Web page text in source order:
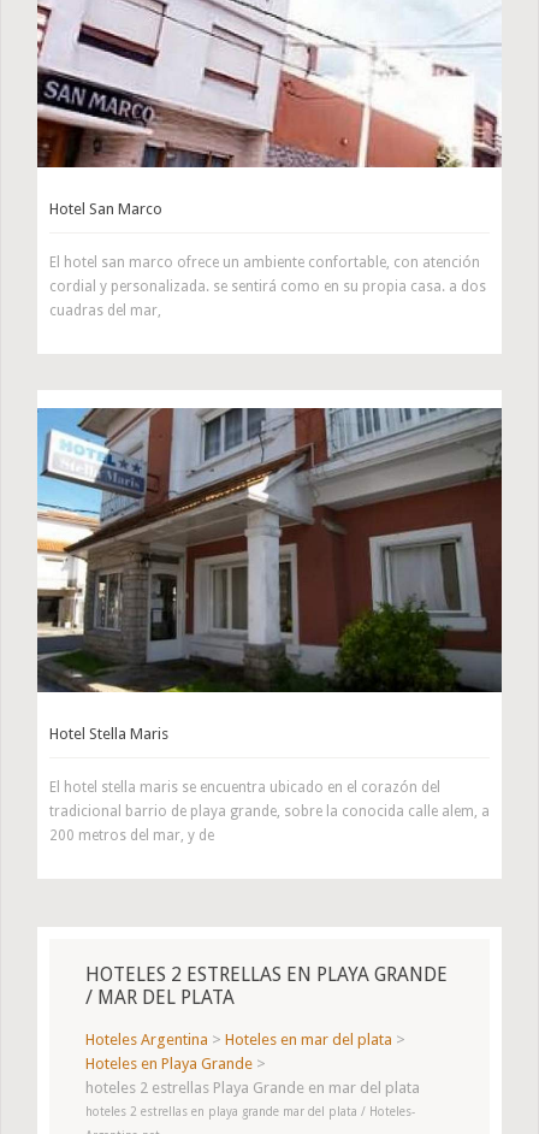
Hotel San Marco
El hotel san marco ofrece un ambiente confortable, con atención
cordial y personalizada. se sentirá como en su propia casa. a dos
cuadras del mar,
Hotel Stella Maris
El hotel stella maris se encuentra ubicado en el corazón del
tradicional barrio de playa grande, sobre la conocida calle alem, a
200 metros del mar, y de
HOTELES 2 ESTRELLAS EN PLAYA GRANDE
/ MAR DEL PLATA
Hoteles Argentina > Hoteles en mar del plata >
Hoteles en Playa Grande >
hoteles 2 estrellas Playa Grande en mar del plata
hoteles 2 estrellas en playa grande mar del plata / Hoteles-